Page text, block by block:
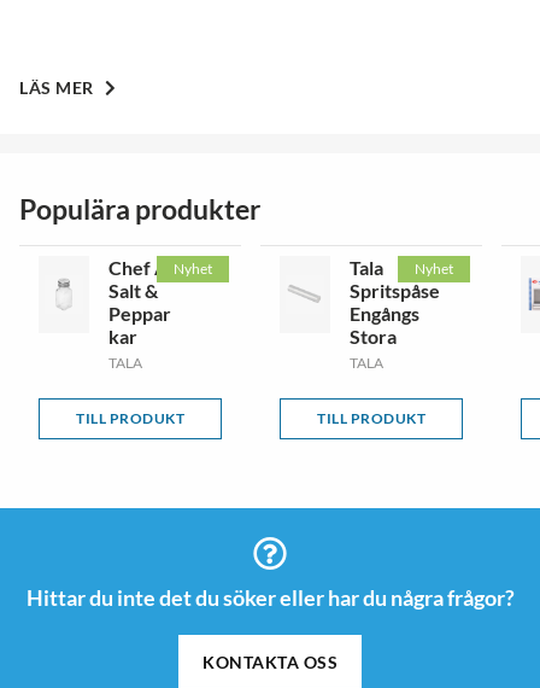
LÄS MER
Populära produkter
Nyhet
Chef Aid
Salt &
Peppar
kar
TALA
TILL PRODUKT
Nyhet
Tala
Spritspåse
Engångs
Stora
TALA
TILL PRODUKT
Hittar du inte det du söker eller har du några frågor?
KONTAKTA OSS